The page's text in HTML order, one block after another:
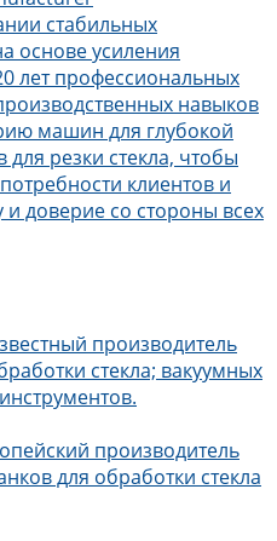
стабильных
основе усиления
лет профессиональных
навыков
машин для глубокой
для резки стекла, чтобы
клиентов и
доверие со стороны всех
производитель
стекла; вакуумных
производитель
для обработки стекла